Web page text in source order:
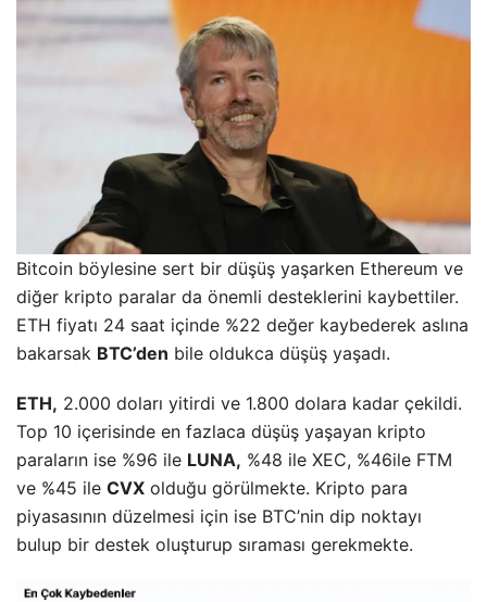
Bitcoin böylesine sert bir düşüş yaşarken Ethereum ve
diğer kripto paralar da önemli desteklerini kaybettiler.
ETH fiyatı 24 saat içinde %22 değer kaybederek aslına
bakarsak BTC’den bile oldukca düşüş yaşadı.
ETH, 2.000 doları yitirdi ve 1.800 dolara kadar çekildi.
Top 10 içerisinde en fazlaca düşüş yaşayan kripto
paraların ise %96 ile LUNA, %48 ile XEC, %46ile FTM
ve %45 ile CVX olduğu görülmekte. Kripto para
piyasasının düzelmesi için ise BTC’nin dip noktayı
bulup bir destek oluşturup sıraması gerekmekte.